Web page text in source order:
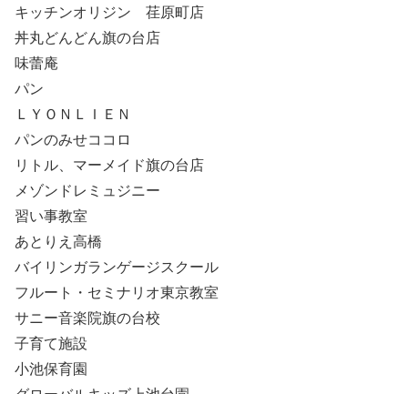
キッチンオリジン 荏原町店
丼丸どんどん旗の台店
味蕾庵
パン
ＬＹＯＮＬＩＥＮ
パンのみせココロ
リトル、マーメイド旗の台店
メゾンドレミュジニー
習い事教室
あとりえ高橋
バイリンガランゲージスクール
フルート・セミナリオ東京教室
サニー音楽院旗の台校
子育て施設
小池保育園